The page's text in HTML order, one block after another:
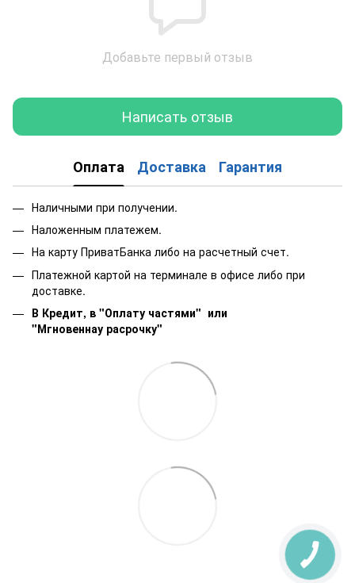
Добавьте первый отзыв
Написать отзыв
Оплата Доставка Гарантия
Наличными при получении.
Наложенным платежем.
На карту ПриватБанка либо на расчетный счет.
Платежной картой на терминале в офисе либо при
доставке.
В Кредит, в "Оплату частями" или
"Мгновеннау расрочку"
КНОПКА
ЗВ'ЯЗКУ